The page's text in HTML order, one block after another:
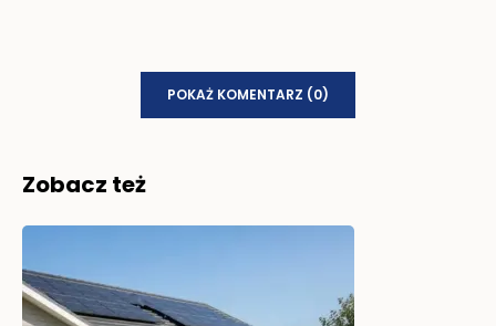
POKAŻ KOMENTARZ (0)
Zobacz też